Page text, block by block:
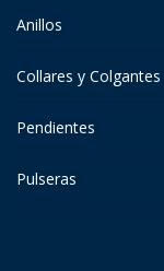
Anillos
Collares y Colgantes
Pendientes
Pulseras